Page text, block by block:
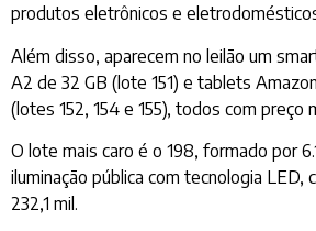
produtos eletrônicos e
Além disso, aparecem no leilão um
A2 de 32 GB (lote 151) e tablets
(lotes 152, 154 e 155), todos com preço
O lote mais caro é o 198, formado por
iluminação pública com tecnologia LED,
232,1 mil.